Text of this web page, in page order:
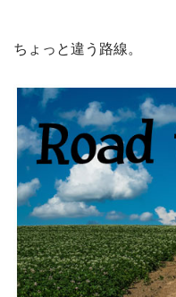
ちょっと違う路線。